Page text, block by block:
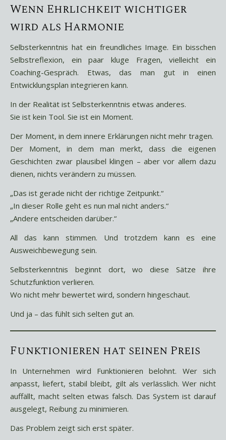
Wenn Ehrlichkeit wichtiger
wird als Harmonie
Selbsterkenntnis hat ein freundliches Image. Ein bisschen
Selbstreflexion, ein paar kluge Fragen, vielleicht ein
Coaching-Gespräch. Etwas, das man gut in einen
Entwicklungsplan integrieren kann.
In der Realität ist Selbsterkenntnis etwas anderes.
Sie ist kein Tool. Sie ist ein Moment.
Der Moment, in dem innere Erklärungen nicht mehr tragen.
Der Moment, in dem man merkt, dass die eigenen
Geschichten zwar plausibel klingen – aber vor allem dazu
dienen, nichts verändern zu müssen.
„Das ist gerade nicht der richtige Zeitpunkt.“
„In dieser Rolle geht es nun mal nicht anders.“
„Andere entscheiden darüber.“
All das kann stimmen. Und trotzdem kann es eine
Ausweichbewegung sein.
Selbsterkenntnis beginnt dort, wo diese Sätze ihre
Schutzfunktion verlieren.
Wo nicht mehr bewertet wird, sondern hingeschaut.
Und ja – das fühlt sich selten gut an.
Funktionieren hat seinen Preis
In Unternehmen wird Funktionieren belohnt. Wer sich
anpasst, liefert, stabil bleibt, gilt als verlässlich. Wer nicht
auffällt, macht selten etwas falsch. Das System ist darauf
ausgelegt, Reibung zu minimieren.
Das Problem zeigt sich erst später.